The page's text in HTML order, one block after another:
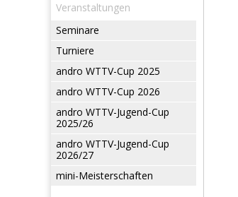
Veranstaltungen
Seminare
Turniere
andro WTTV-Cup 2025
andro WTTV-Cup 2026
andro WTTV-Jugend-Cup
2025/26
andro WTTV-Jugend-Cup
2026/27
mini-Meisterschaften